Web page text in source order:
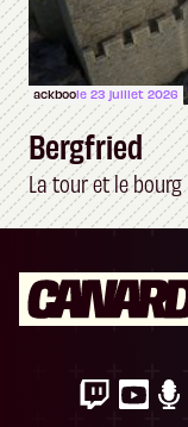
ackboole 23 juillet 2026
Bergfried
La tour et le bourg